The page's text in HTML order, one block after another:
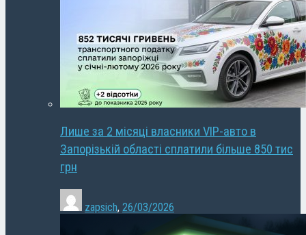
Лише за 2 місяці власники VIP-авто в
Запорізькій області сплатили більше 850 тис
грн
zapsich, 26/03/2026